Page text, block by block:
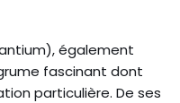
également
fascinant dont
particulière. De ses